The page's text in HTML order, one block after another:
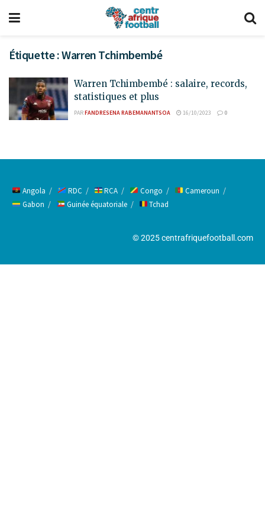
Étiquette :Warren Tchimbembé
Warren Tchimbembé : salaire, records,
statistiques et plus
PARFANDRESENA RABEMANANTSOA 16/10/2023 0
Angola RDC RCA Congo
Cameroun
Gabon
Guinée équatoriale Tchad
© 2025 centrafriquefootball.com